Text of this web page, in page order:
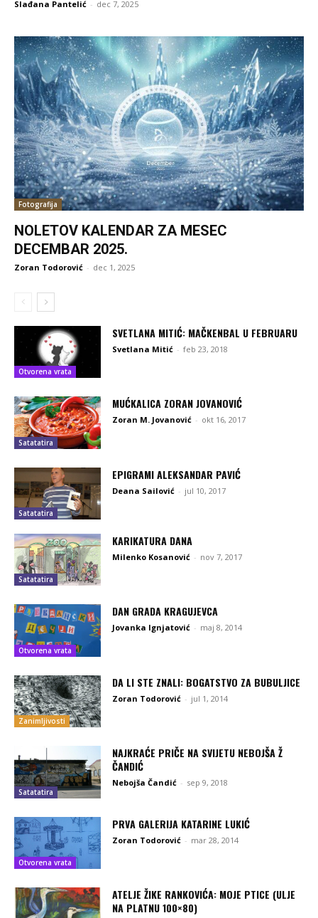
Slađana Pantelić - dec 7, 2025
Fotografija
NOLETOV KALENDAR ZA MESEC
DECEMBAR 2025.
Zoran Todorović - dec 1, 2025
Otvorena vrata
SVETLANA MITIĆ: MAČKENBAL U FEBRUARU
Svetlana Mitić - feb 23, 2018
Satatatira
MUĆKALICA ZORAN JOVANOVIĆ
Zoran M. Jovanović - okt 16, 2017
Satatatira
EPIGRAMI ALEKSANDAR PAVIĆ
Deana Sailović - jul 10, 2017
Satatatira
KARIKATURA DANA
Milenko Kosanović - nov 7, 2017
Otvorena vrata
DAN GRADA KRAGUJEVCA
Jovanka Ignjatović - maj 8, 2014
Zanimljivosti
DA LI STE ZNALI: BOGATSTVO ZA BUBULJICE
Zoran Todorović - jul 1, 2014
Satatatira
NAJKRAĆE PRIČE NA SVIJETU NEBOJŠA Ž
ČANDIĆ
Nebojša Čandić - sep 9, 2018
Otvorena vrata
PRVA GALERIJA KATARINE LUKIĆ
Zoran Todorović - mar 28, 2014
ATELJE ŽIKE RANKOVIĆA: MOJE PTICE (ULJE
NA PLATNU 100×80)